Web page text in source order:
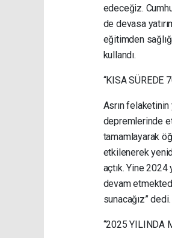
edeceğiz.
de devasa
eğitimden
kullandı.
“KISA SÜREDE
Asrın felaketinin
depremlerinde
tamamlayarak
etkilenerek
açtık. Yine 2024
devam
sunacağız” dedi.
“2025 YILINDA